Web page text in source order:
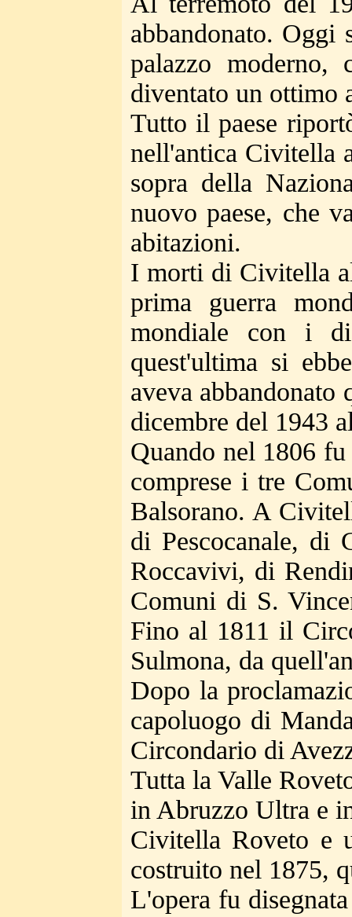
abbandonato. Oggi
palazzo
diventato un ottimo
Tutto il paese
nell'antica Civitella
sopra della
nuovo paese, che
abitazioni.
I morti di Civitella
prima guerra
mondiale con i
quest'ultima si
aveva
dicembre del 1943
Quando nel 1806
comprese i tre
Balsorano. A
di Pescocanale, di
Roccavivi, di
Comuni di S.
Fino al 1811 il
Sulmona, da
Dopo la
capoluogo di
Circondario di
Tutta la Valle
in Abruzzo Ultra e
Civitella Roveto e
costruito nel 1875,
L'opera fu